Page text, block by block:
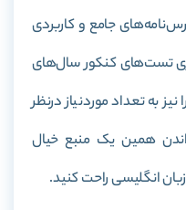
جامع و کاربردی
تست‌های کنکور سال‌های
به تعداد مورد‌نیاز درنظر
همین یک منبع خیال